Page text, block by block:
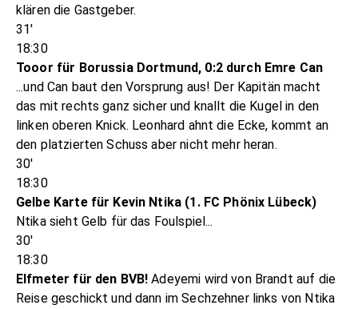
klären die Gastgeber.
31'
18:30
Tooor für Borussia Dortmund, 0:2 durch Emre Can
...und Can baut den Vorsprung aus! Der Kapitän macht
das mit rechts ganz sicher und knallt die Kugel in den
linken oberen Knick. Leonhard ahnt die Ecke, kommt an
den platzierten Schuss aber nicht mehr heran.
30'
18:30
Gelbe Karte für Kevin Ntika (1. FC Phönix Lübeck)
Ntika sieht Gelb für das Foulspiel...
30'
18:30
Elfmeter für den BVB! Adeyemi wird von Brandt auf die
Reise geschickt und dann im Sechzehner links von Ntika